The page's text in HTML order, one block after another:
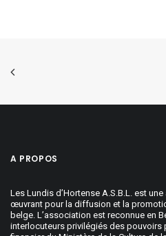
A PROPOS
Les Lundis d’Hortense A.S.B.L. est
œuvrant pour la diffusion et la
belge. L’association est reconnue en
interlocuteurs privilégiés des pouvoirs